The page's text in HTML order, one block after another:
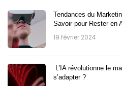
Tendances du
Savoir pour Rester en
19 février 2024
L’IA révolutionne le
s’adapter ?